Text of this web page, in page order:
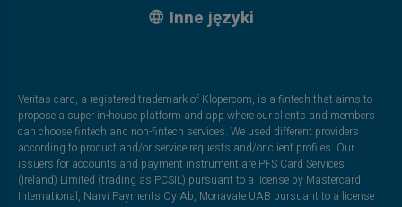
Inne języki
Veritas card, a registered trademark of Klopercom, is a fintech that aims to
propose a super in-house platform and app where our clients and members
can choose fintech and non-fintech services. We used different providers
according to product and/or service requests and/or client profiles. Our
issuers for accounts and payment instrument are PFS Card Services
(Ireland) Limited (trading as PCSIL) pursuant to a license by Mastercard
International, Narvi Payments Oy Ab, Monavate UAB pursuant to a license